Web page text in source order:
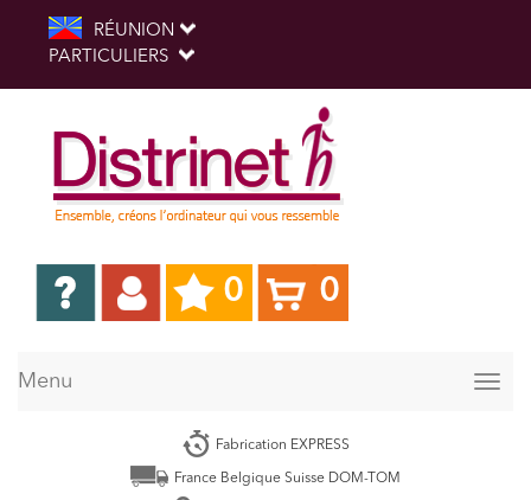
RÉUNION
PARTICULIERS
0 0
Menu
Fabrication EXPRESS
France Belgique Suisse DOM-TOM